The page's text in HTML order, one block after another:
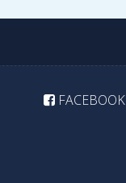
FACEBOOK